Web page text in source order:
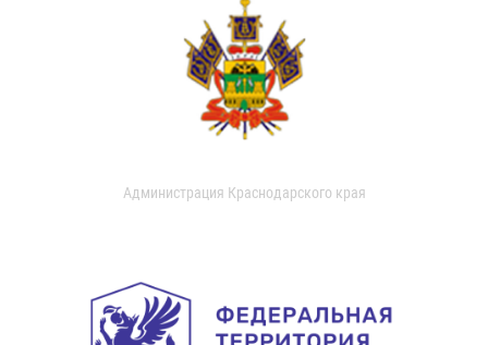
Администрация Краснодарского края